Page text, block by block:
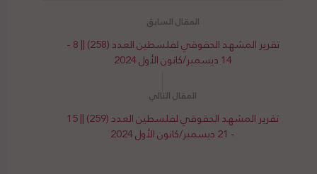
تقرير المشهد الحقوقي لفلسطين العدد (258) || 8 -
14 ديسمبر/كانون الأول 2024
تقرير المشهد الحقوقي لفلسطين العدد (259) || 15
- 21 ديسمبر/كانون الأول 2024